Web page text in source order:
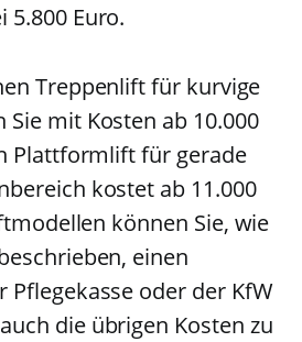
5.800 Euro.
Treppenlift für kurvige
Sie mit Kosten ab 10.000
Plattformlift für gerade
kostet ab 11.000
können Sie, wie
einen
Pflegekasse oder der KfW
die übrigen Kosten zu